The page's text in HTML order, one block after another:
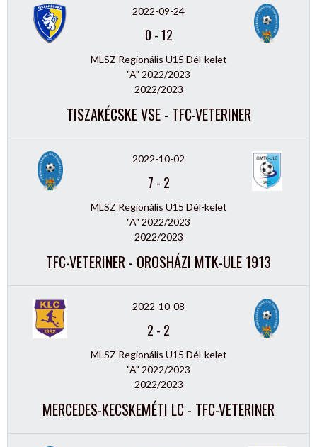
2022-09-24
0 -12
MLSZ Regionális U15 Dél-kelet
"A" 2022/2023
2022/2023
TISZAKÉCSKE VSE - TFC-VETERINER
2022-10-02
7 - 2
MLSZ Regionális U15 Dél-kelet
"A" 2022/2023
2022/2023
TFC-VETERINER - OROSHÁZI MTK-ULE 1913
2022-10-08
2 - 2
MLSZ Regionális U15 Dél-kelet
"A" 2022/2023
2022/2023
MERCEDES-KECSKEMÉTI LC - TFC-VETERINER